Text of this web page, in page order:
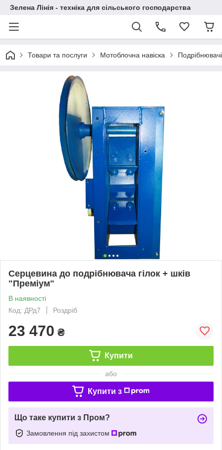
Зелена Лінія - техніка для сільського господарства
Товари та послуги Мотоблочна навіска
Серцевина до подрібнювача гілок + шків
"Преміум"
В наявності
Код: ДРд7
Роздріб
23 470 ₴
Купити
або
Купити з
Що таке купити з Пром?
Замовлення під захистом